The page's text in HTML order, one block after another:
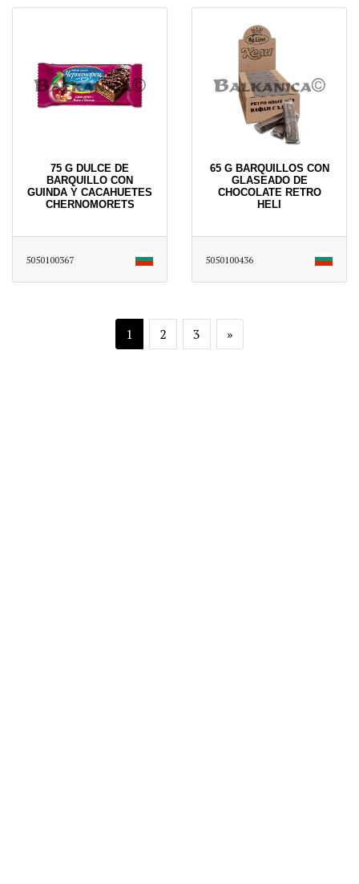
75 G DULCE DE
BARQUILLO CON
GUINDA Y CACAHUETES
CHERNOMORETS
5050100367
65 G BARQUILLOS CON
GLASEADO DE
CHOCOLATE RETRO
HELI
5050100436
1 2 3 »